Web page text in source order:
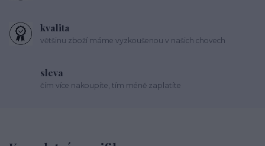
kvalita
většinu zboží máme vyzkoušenou v našich chovech
sleva
čím více nakoupíte, tím méně zaplatíte